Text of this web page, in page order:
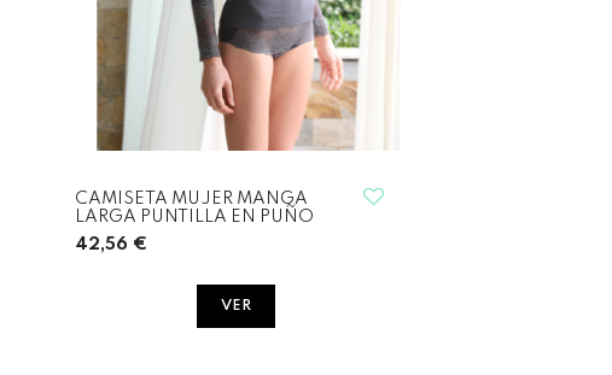
CAMISETA MUJER MANGA
LARGA PUNTILLA EN PUÑO
42,56 €
VER